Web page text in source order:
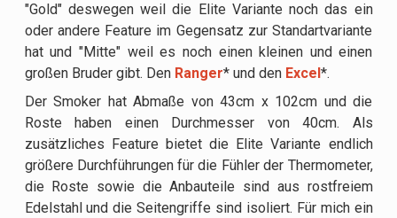
"Gold" deswegen weil die Elite Variante noch das ein
oder andere Feature im Gegensatz zur Standartvariante
hat und "Mitte" weil es noch einen kleinen und einen
großen Bruder gibt. Den Ranger* und den Excel *.
Der Smoker hat Abmaße von 43cm x 102cm und die
Roste haben einen Durchmesser von 40cm. Als
zusätzliches Feature bietet die Elite Variante endlich
größere Durchführungen für die Fühler der Thermometer,
die Roste sowie die Anbauteile sind aus rostfreiem
Edelstahl und die Seitengriffe sind isoliert. Für mich ein